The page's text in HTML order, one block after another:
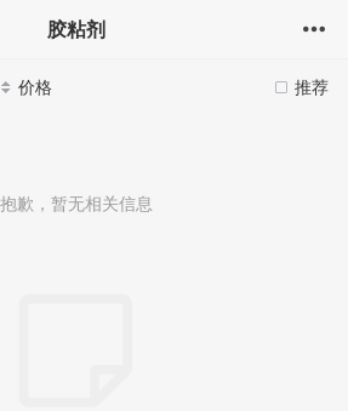
胶粘剂
推荐
价格
抱歉，暂无相关信息